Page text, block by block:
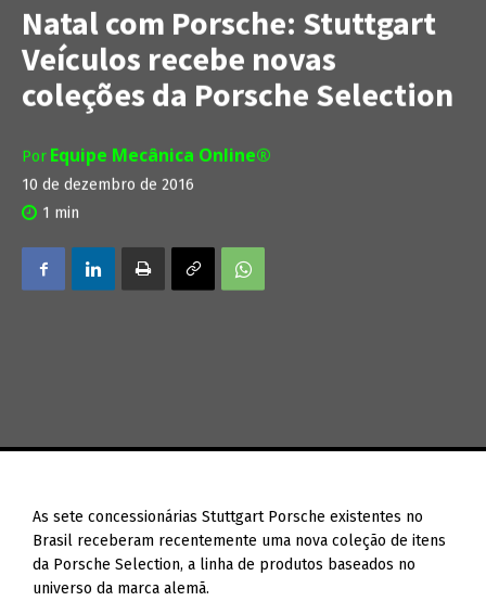
Natal com Porsche: Stuttgart
Veículos recebe novas
coleções da Porsche Selection
Por Equipe Mecânica Online®
10 de dezembro de 2016
1 min
As sete concessionárias Stuttgart Porsche existentes no
Brasil receberam recentemente uma nova coleção de itens
da Porsche Selection, a linha de produtos baseados no
universo da marca alemã.